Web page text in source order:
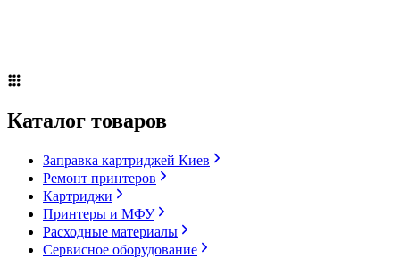
Каталог товаров
Заправка картриджей Киев
Ремонт принтеров
Картриджи
Принтеры и МФУ
Расходные материалы
Сервисное оборудование